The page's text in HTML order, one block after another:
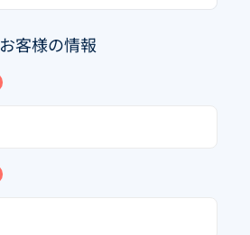
お客様の情報